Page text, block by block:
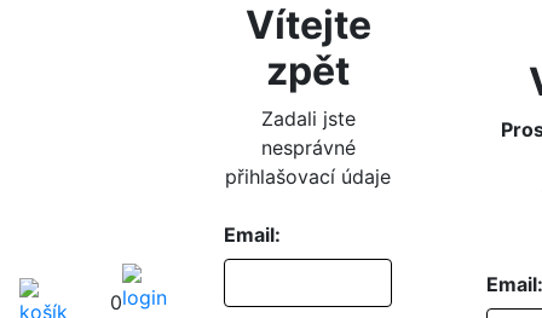
0
Vítejte
zpět
Zadali jste
nesprávné
přihlašovací údaje
Email:
Email: